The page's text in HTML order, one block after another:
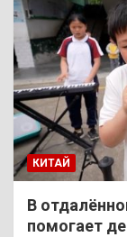
КИТАЙ
В
помогает